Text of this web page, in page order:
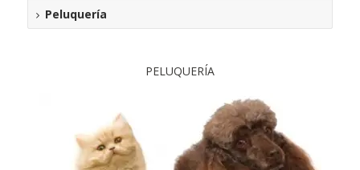
Peluquería
PELUQUERÍA